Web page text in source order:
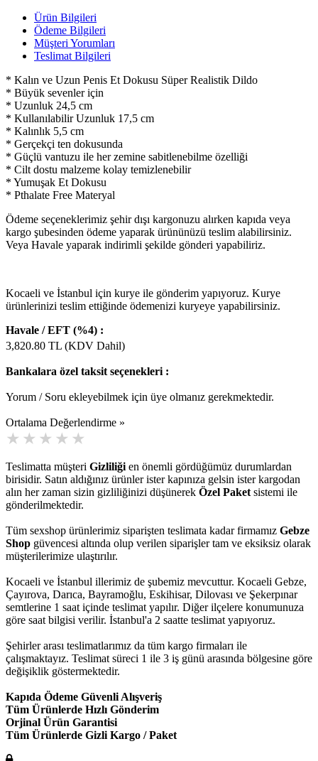
Ürün Bilgileri
Ödeme Bilgileri
Müşteri Yorumları
Teslimat Bilgileri
* Kalın ve Uzun Penis Et Dokusu Süper Realistik Dildo
* Büyük sevenler için
* Uzunluk 24,5 cm
* Kullanılabilir Uzunluk 17,5 cm
* Kalınlık 5,5 cm
* Gerçekçi ten dokusunda
* Güçlü vantuzu ile her zemine sabitlenebilme özelliği
* Cilt dostu malzeme kolay temizlenebilir
* Yumuşak Et Dokusu
* Pthalate Free Materyal
Ödeme seçeneklerimiz şehir dışı kargonuzu alırken kapıda veya
kargo şubesinden ödeme yaparak ürününüzü teslim alabilirsiniz.
Veya Havale yaparak indirimli şekilde gönderi yapabiliriz.
Kocaeli ve İstanbul için kurye ile gönderim yapıyoruz. Kurye
ürünlerinizi teslim ettiğinde ödemenizi kuryeye yapabilirsiniz.
Havale / EFT (%4) :
3,820.80 TL (KDV Dahil)
Bankalara özel taksit seçenekleri :
Yorum / Soru ekleyebilmek için üye olmanız gerekmektedir.
Ortalama Değerlendirme »
Teslimatta müşteri Gizliliği en önemli gördüğümüz durumlardan
birisidir. Satın aldığınız ürünler ister kapınıza gelsin ister kargodan
alın her zaman sizin gizliliğinizi düşünerek Özel Paket sistemi ile
gönderilmektedir.
Tüm sexshop ürünlerimiz siparişten teslimata kadar firmamız Gebze
Shop güvencesi altında olup verilen siparişler tam ve eksiksiz olarak
müşterilerimize ulaştırılır.
Kocaeli ve İstanbul illerimiz de şubemiz mevcuttur. Kocaeli Gebze,
Çayırova, Darıca, Bayramoğlu, Eskihisar, Dilovası ve Şekerpınar
semtlerine 1 saat içinde teslimat yapılır. Diğer ilçelere konumunuza
göre saat bilgisi verilir. İstanbul'a 2 saatte teslimat yapıyoruz.
Şehirler arası teslimatlarımız da tüm kargo firmaları ile
çalışmaktayız. Teslimat süreci 1 ile 3 iş günü arasında bölgesine göre
değişiklik göstermektedir.
Kapıda Ödeme Güvenli Alışveriş
Tüm Ürünlerde Hızlı Gönderim
Orjinal Ürün Garantisi
Tüm Ürünlerde Gizli Kargo / Paket